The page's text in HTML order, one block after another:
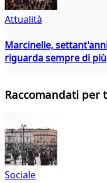
Attualità
Marcinelle,
riguarda sempre di più
Raccomandati per
Sociale